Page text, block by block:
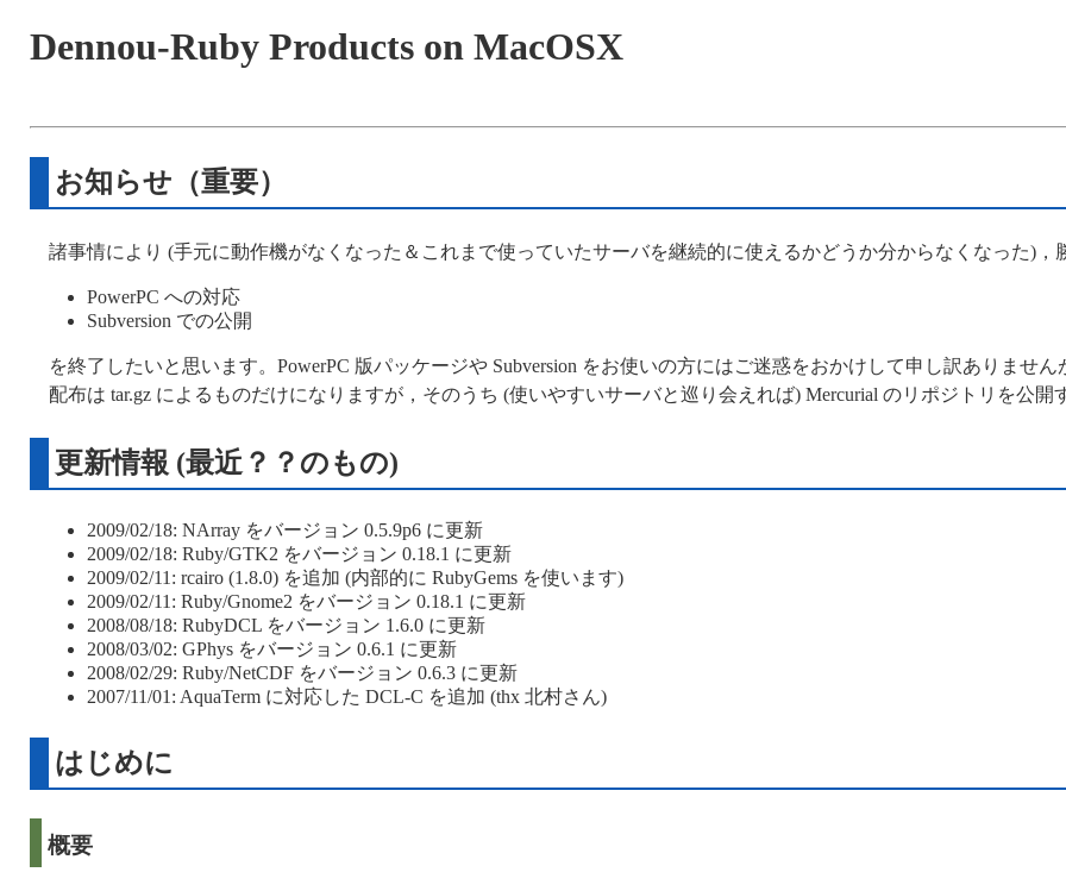
Dennou-Ruby Products on MacOSX
お知らせ（重要）
諸事情により (手元に動作機がなくなった＆これまで使っていたサーバを継続的に使えるかどうか分からなくなった)，
PowerPC への対応
Subversion での公開
を終了したいと思います。PowerPC 版パッケージや Subversion をお使いの方にはご迷惑をおかけして申し訳ありませ
配布は tar.gz によるものだけになりますが，そのうち (使いやすいサーバと巡り会えれば) Mercurial のリポジトリを公開
更新情報 (最近？？のもの)
2009/02/18: NArray をバージョン 0.5.9p6 に更新
2009/02/18: Ruby/GTK2 をバージョン 0.18.1 に更新
2009/02/11: rcairo (1.8.0) を追加 (内部的に RubyGems を使います)
2009/02/11: Ruby/Gnome2 をバージョン 0.18.1 に更新
2008/08/18: RubyDCL をバージョン 1.6.0 に更新
2008/03/02: GPhys をバージョン 0.6.1 に更新
2008/02/29: Ruby/NetCDF をバージョン 0.6.3 に更新
2007/11/01: AquaTerm に対応した DCL-C を追加 (thx 北村さん)
はじめに
概要